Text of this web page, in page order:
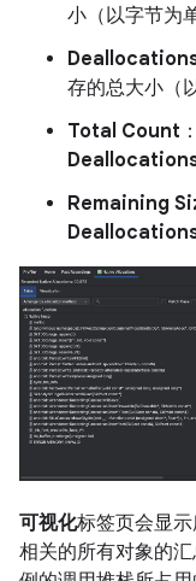
小（以字节为
存的总大小（
Total Count ：
Remaining
可视化标签页会显
相关的所有对象的